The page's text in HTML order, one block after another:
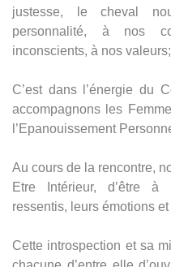
justesse, le cheval
personnalité, à nos
inconscients, à nos
C’est dans l’énergie du
accompagnons les
l’Epanouissement
Au cours de la rencontre,
Etre Intérieur, d’être à
ressentis, leurs émotions
Cette introspection et sa